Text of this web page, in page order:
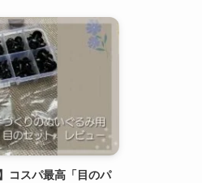
コスパ最高「目のパ